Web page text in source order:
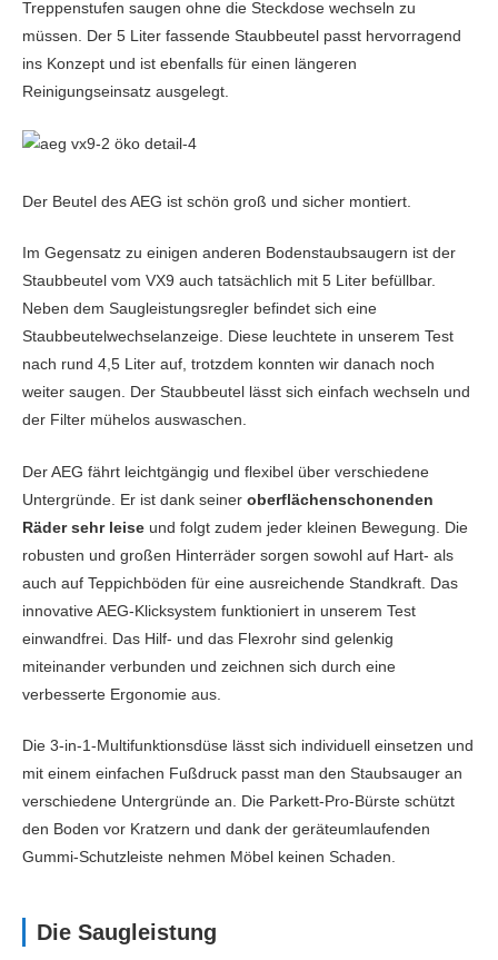
Treppenstufen saugen ohne die Steckdose wechseln zu
müssen. Der 5 Liter fassende Staubbeutel passt hervorragend
ins Konzept und ist ebenfalls für einen längeren
Reinigungseinsatz ausgelegt.
Der Beutel des AEG ist schön groß und sicher montiert.
Im Gegensatz zu einigen anderen Bodenstaubsaugern ist der
Staubbeutel vom VX9 auch tatsächlich mit 5 Liter befüllbar.
Neben dem Saugleistungsregler befindet sich eine
Staubbeutelwechselanzeige. Diese leuchtete in unserem Test
nach rund 4,5 Liter auf, trotzdem konnten wir danach noch
weiter saugen. Der Staubbeutel lässt sich einfach wechseln und
der Filter mühelos auswaschen.
Der AEG fährt leichtgängig und flexibel über verschiedene
Untergründe. Er ist dank seiner oberflächenschonenden
Räder sehr leise und folgt zudem jeder kleinen Bewegung. Die
robusten und großen Hinterräder sorgen sowohl auf Hart- als
auch auf Teppichböden für eine ausreichende Standkraft. Das
innovative AEG-Klicksystem funktioniert in unserem Test
einwandfrei. Das Hilf- und das Flexrohr sind gelenkig
miteinander verbunden und zeichnen sich durch eine
verbesserte Ergonomie aus.
Die 3-in-1-Multifunktionsdüse lässt sich individuell einsetzen und
mit einem einfachen Fußdruck passt man den Staubsauger an
verschiedene Untergründe an. Die Parkett-Pro-Bürste schützt
den Boden vor Kratzern und dank der geräteumlaufenden
Gummi-Schutzleiste nehmen Möbel keinen Schaden.
Die Saugleistung